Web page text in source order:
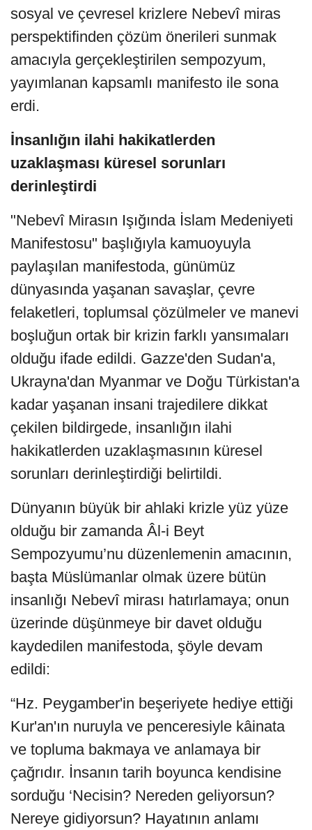
sosyal ve çevresel krizlere Nebevî miras
perspektifinden çözüm önerileri sunmak
amacıyla gerçekleştirilen sempozyum,
yayımlanan kapsamlı manifesto ile sona
erdi.
İnsanlığın ilahi hakikatlerden
uzaklaşması küresel sorunları
derinleştirdi
"Nebevî Mirasın Işığında İslam Medeniyeti
Manifestosu" başlığıyla kamuoyuyla
paylaşılan manifestoda, günümüz
dünyasında yaşanan savaşlar, çevre
felaketleri, toplumsal çözülmeler ve manevi
boşluğun ortak bir krizin farklı yansımaları
olduğu ifade edildi. Gazze'den Sudan'a,
Ukrayna'dan Myanmar ve Doğu Türkistan'a
kadar yaşanan insani trajedilere dikkat
çekilen bildirgede, insanlığın ilahi
hakikatlerden uzaklaşmasının küresel
sorunları derinleştirdiği belirtildi.
Dünyanın büyük bir ahlaki krizle yüz yüze
olduğu bir zamanda Âl-i Beyt
Sempozyumu’nu düzenlemenin amacının,
başta Müslümanlar olmak üzere bütün
insanlığı Nebevî mirası hatırlamaya; onun
üzerinde düşünmeye bir davet olduğu
kaydedilen manifestoda, şöyle devam
edildi:
“Hz. Peygamber'in beşeriyete hediye ettiği
Kur'an'ın nuruyla ve penceresiyle kâinata
ve topluma bakmaya ve anlamaya bir
çağrıdır. İnsanın tarih boyunca kendisine
sorduğu ‘Necisin? Nereden geliyorsun?
Nereye gidiyorsun? Hayatının anlamı